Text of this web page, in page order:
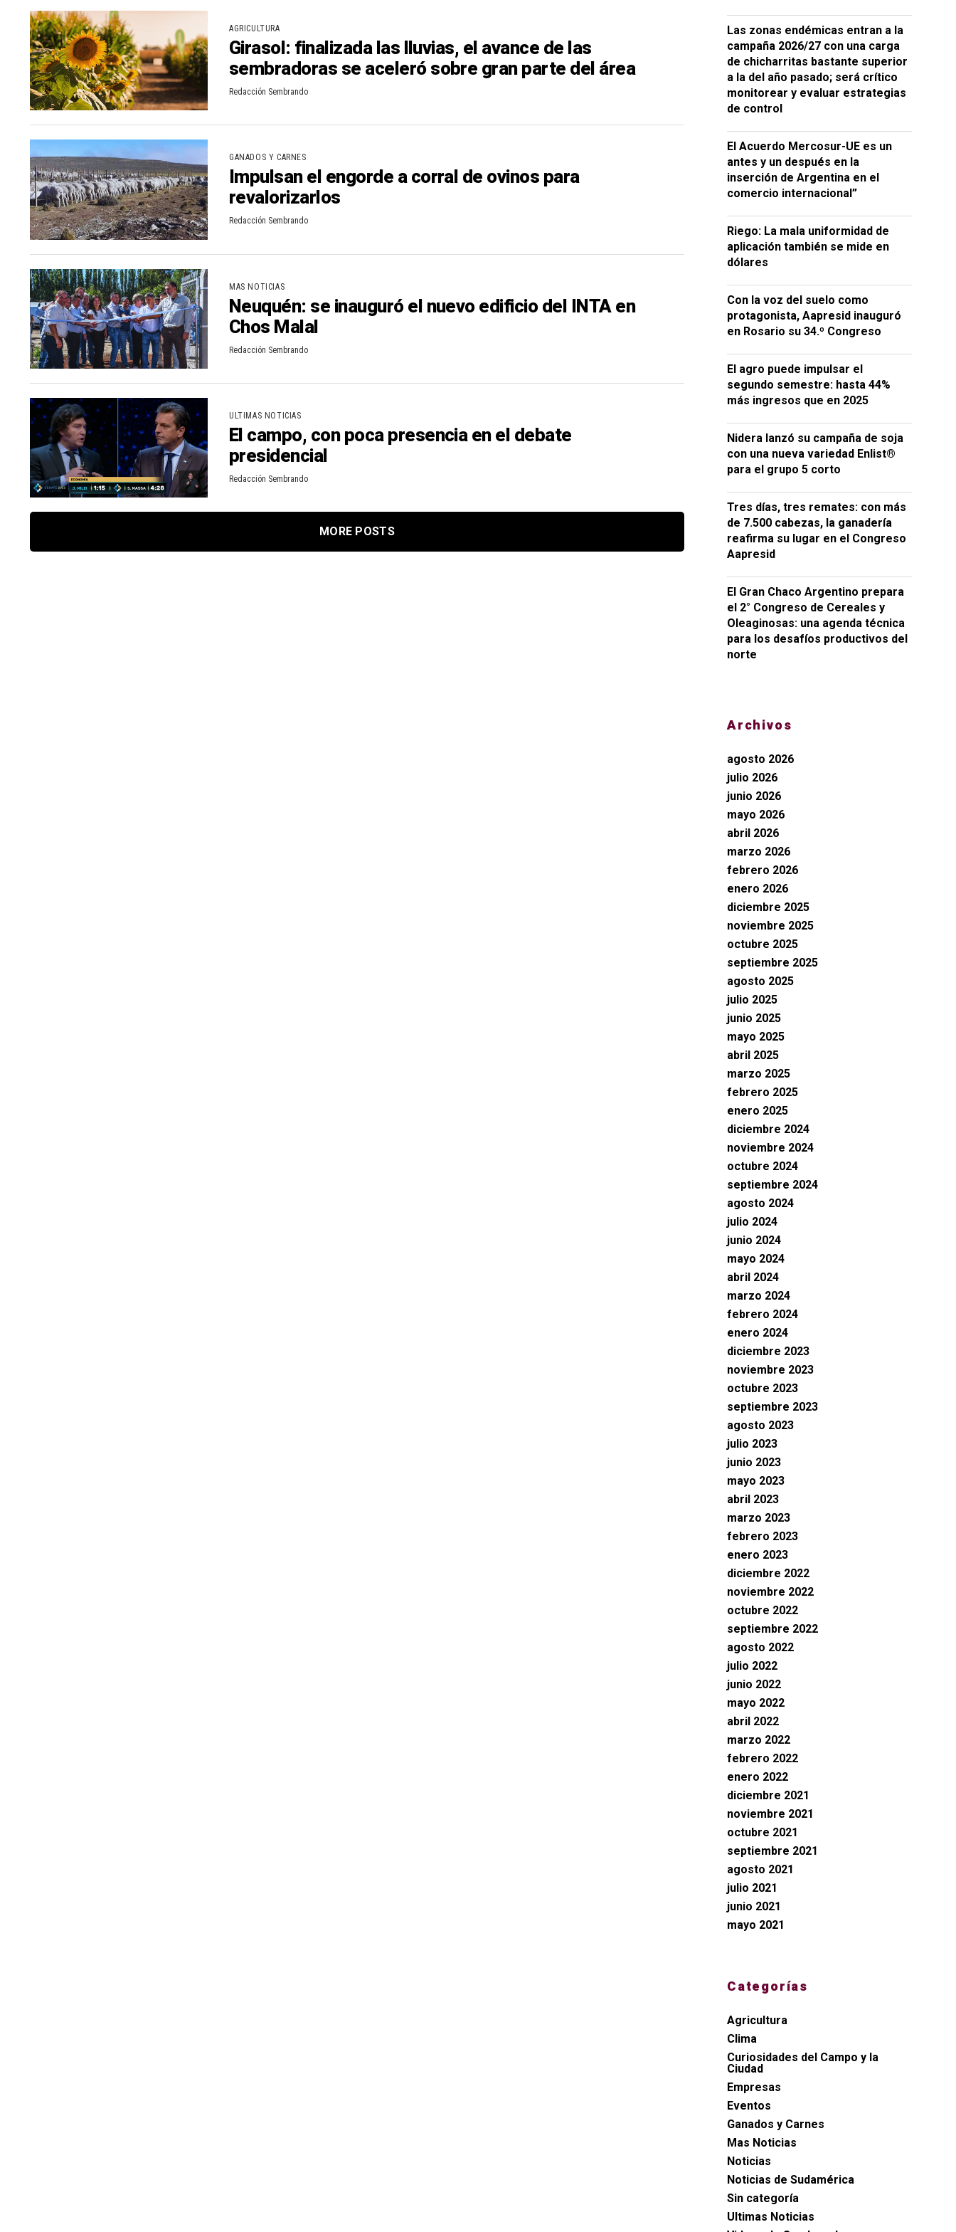
AGRICULTURA
Girasol: finalizada las lluvias, el avance de las
sembradoras se aceleró sobre gran parte del área
Redacción Sembrando
GANADOS Y CARNES
Impulsan el engorde a corral de ovinos para
revalorizarlos
Redacción Sembrando
MAS NOTICIAS
Neuquén: se inauguró el nuevo edificio del INTA en
Chos Malal
Redacción Sembrando
ULTIMAS NOTICIAS
El campo, con poca presencia en el debate
presidencial
Redacción Sembrando
MORE POSTS
Las zonas endémicas entran a la
campaña 2026/27 con una carga
de chicharritas bastante superior
a la del año pasado; será crítico
monitorear y evaluar estrategias
de control
El Acuerdo Mercosur-UE es un
antes y un después en la
inserción de Argentina en el
comercio internacional”
Riego: La mala uniformidad de
aplicación también se mide en
dólares
Con la voz del suelo como
protagonista, Aapresid inauguró
en Rosario su 34.º Congreso
El agro puede impulsar el
segundo semestre: hasta 44%
más ingresos que en 2025
Nidera lanzó su campaña de soja
con una nueva variedad Enlist®
para el grupo 5 corto
Tres días, tres remates: con más
de 7.500 cabezas, la ganadería
reafirma su lugar en el Congreso
Aapresid
El Gran Chaco Argentino prepara
el 2° Congreso de Cereales y
Oleaginosas: una agenda técnica
para los desafíos productivos del
norte
Archivos
agosto 2026
julio 2026
junio 2026
mayo 2026
abril 2026
marzo 2026
febrero 2026
enero 2026
diciembre 2025
noviembre 2025
octubre 2025
septiembre 2025
agosto 2025
julio 2025
junio 2025
mayo 2025
abril 2025
marzo 2025
febrero 2025
enero 2025
diciembre 2024
noviembre 2024
octubre 2024
septiembre 2024
agosto 2024
julio 2024
junio 2024
mayo 2024
abril 2024
marzo 2024
febrero 2024
enero 2024
diciembre 2023
noviembre 2023
octubre 2023
septiembre 2023
agosto 2023
julio 2023
junio 2023
mayo 2023
abril 2023
marzo 2023
febrero 2023
enero 2023
diciembre 2022
noviembre 2022
octubre 2022
septiembre 2022
agosto 2022
julio 2022
junio 2022
mayo 2022
abril 2022
marzo 2022
febrero 2022
enero 2022
diciembre 2021
noviembre 2021
octubre 2021
septiembre 2021
agosto 2021
julio 2021
junio 2021
mayo 2021
Categorías
Agricultura
Clima
Curiosidades del Campo y la
Ciudad
Empresas
Eventos
Ganados y Carnes
Mas Noticias
Noticias
Noticias de Sudamérica
Sin categoría
Ultimas Noticias